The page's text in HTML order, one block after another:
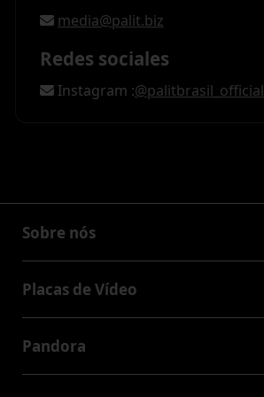
media@palit.biz
Redes sociales
Instagram :@palitbrasil_official
Sobre nós
Placas de Vídeo
Pandora